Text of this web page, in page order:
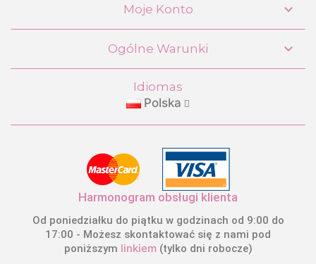
Wózek dla lalek Sophie Mój pierwszy
wózek DeCuevas 86075
63,99 €
KUPIĆ
Moje Konto 
Ogólne Warunki 
Idiomas
Polska
Harmonogram obsługi klienta
Od poniedziałku do piątku w godzinach od 9:00 do
17:00 - Możesz skontaktować się z nami pod
poniższym linkiem (tylko dni robocze)